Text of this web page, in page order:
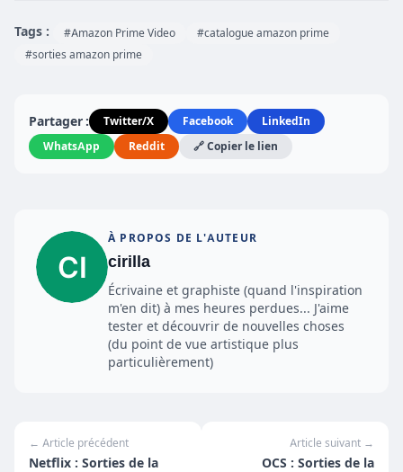
Tags : #Amazon Prime Video
#catalogue amazon prime
#sorties amazon prime
Partager : Twitter/X Facebook
LinkedIn
WhatsApp
Reddit 🔗 Copier le lien
À PROPOS DE L'AUTEUR
cirilla
Écrivaine et graphiste (quand l'inspiration
m'en dit) à mes heures perdues... J'aime
tester et découvrir de nouvelles choses
(du point de vue artistique plus
particulièrement)
← Article précédent
Netflix : Sorties de la
Article suivant →
OCS : Sorties de la